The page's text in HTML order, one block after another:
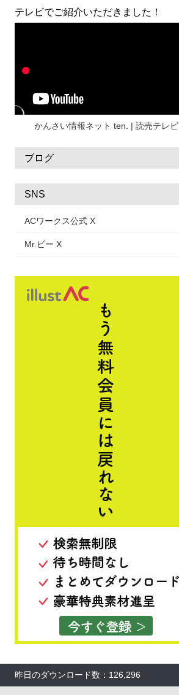
日本地図 海
集中線
スケジュール
テレビでご紹介いただきました！
かんさい情報ネット ten. | 読売テレビ
ブログ
SNS
ACワークス公式 X
Mr.ビー X
昨日のダウンロード数：126,296